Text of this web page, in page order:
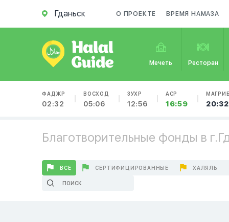
Гданьск О ПРОЕКТЕ ВРЕМЯ НАМАЗА
Мечеть Ресторан
ФАДЖР
02:32
ВОСХОД
05:06
ЗУХР
12:56
АСР
16:59
МАГРИБ
20:32
Благотворительные фонды в
ВСЕ СЕРТИФИЦИРОВАННЫЕ ХАЛЯЛЬ